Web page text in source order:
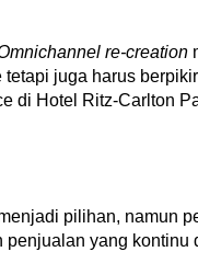
re-creation
juga harus
di Hotel Ritz-Carlton
pilihan, namun
yang kontinu